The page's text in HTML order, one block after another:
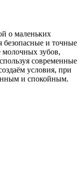
о маленьких
безопасные и точные
молочных зубов,
современные
условия, при
и спокойным.